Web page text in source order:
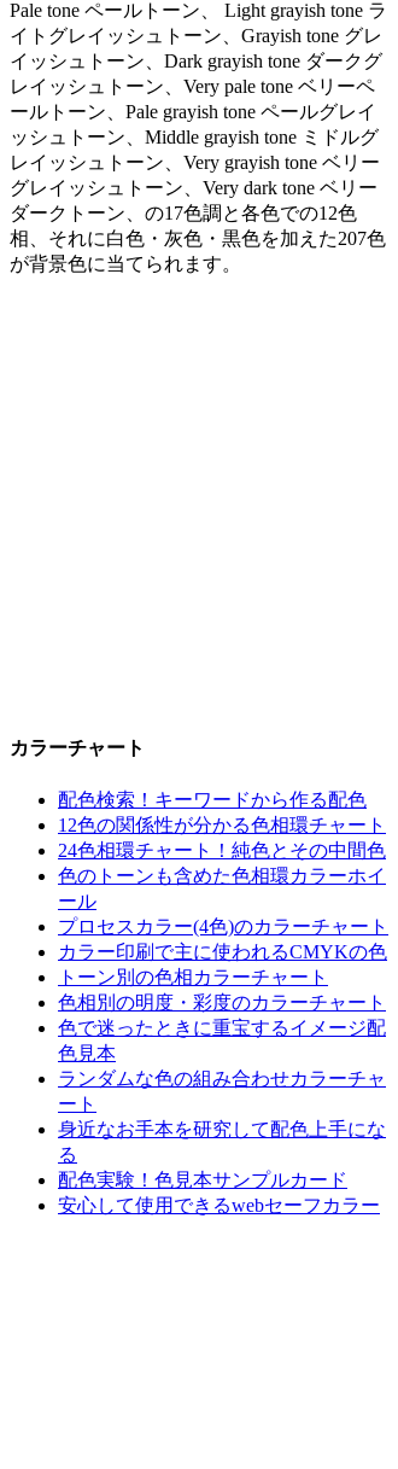
Pale tone ペールトーン、 Light grayish tone ラ
イトグレイッシュトーン、Grayish tone グレ
イッシュトーン、Dark grayish tone ダークグ
レイッシュトーン、Very pale tone ベリーペ
ールトーン、Pale grayish tone ペールグレイ
ッシュトーン、Middle grayish tone ミドルグ
レイッシュトーン、Very grayish tone ベリー
グレイッシュトーン、Very dark tone ベリー
ダークトーン、の17色調と各色での12色
相、それに白色・灰色・黒色を加えた207色
が背景色に当てられます。
カラーチャート
配色検索！キーワードから作る配色
12色の関係性が分かる色相環チャート
24色相環チャート！純色とその中間色
色のトーンも含めた色相環カラーホイ
ール
プロセスカラー(4色)のカラーチャート
カラー印刷で主に使われるCMYKの色
トーン別の色相カラーチャート
色相別の明度・彩度のカラーチャート
色で迷ったときに重宝するイメージ配
色見本
ランダムな色の組み合わせカラーチャ
ート
身近なお手本を研究して配色上手にな
る
配色実験！色見本サンプルカード
安心して使用できるwebセーフカラー